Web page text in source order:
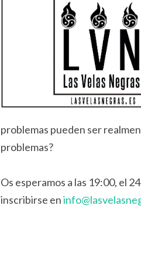
problemas pueden ser
problemas?
Os esperamos a las 19:00, el
inscribirse en